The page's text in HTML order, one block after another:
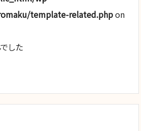
template-related.phpon
した